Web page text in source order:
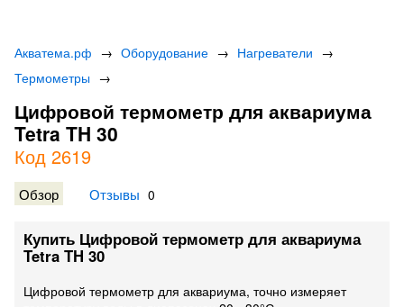
Акватема.рф → Оборудование → Нагреватели →
Термометры →
Цифровой термометр для аквариума
Tetra TH 30
Код 2619
Обзор Отзывы 0
Купить Цифровой термометр для аквариума
Tetra TH 30
Цифровой термометр для аквариума, точно измеряет